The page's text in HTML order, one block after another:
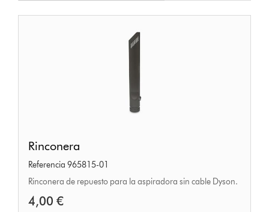
Rinconera
Referencia 965815-01
Rinconera de repuesto para la aspiradora sin cable Dyson.
4,00 €